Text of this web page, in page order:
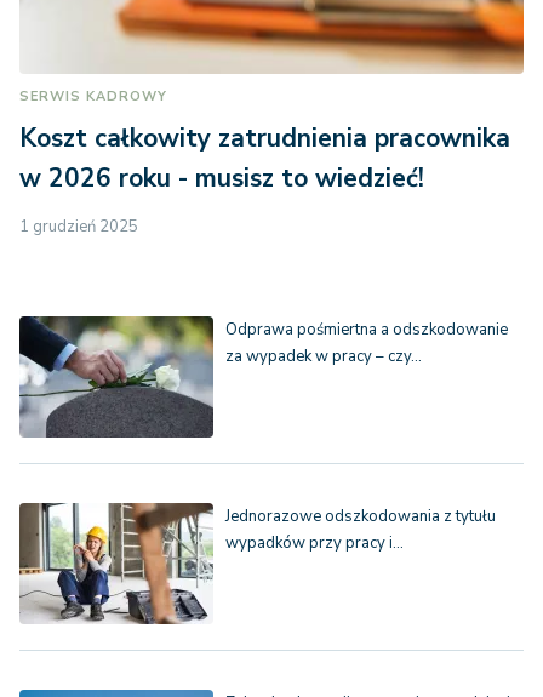
SERWIS KADROWY
Koszt całkowity zatrudnienia pracownika
w 2026 roku - musisz to wiedzieć!
1 grudzień 2025
Odprawa pośmiertna a odszkodowanie
za wypadek w pracy – czy…
Jednorazowe odszkodowania z tytułu
wypadków przy pracy i…